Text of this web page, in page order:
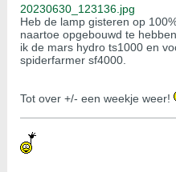
20230630_123136.jpg
Heb de lamp gisteren op
naartoe opgebouwd te
ik de mars hydro ts1000 en
spiderfarmer sf4000.
Tot over +/- een weekje weer!